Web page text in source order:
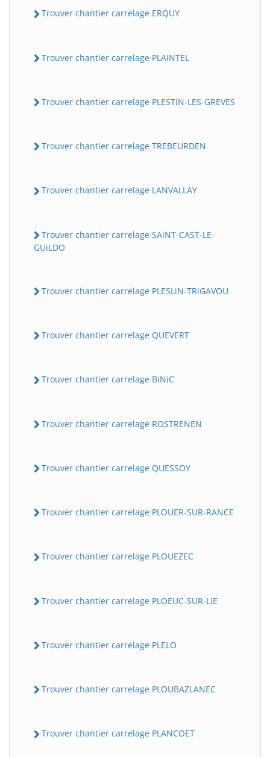
Trouver chantier carrelage ERQUY
Trouver chantier carrelage PLAiNTEL
Trouver chantier carrelage PLESTiN-LES-GREVES
Trouver chantier carrelage TREBEURDEN
Trouver chantier carrelage LANVALLAY
Trouver chantier carrelage SAiNT-CAST-LE-
GUiLDO
Trouver chantier carrelage PLESLiN-TRiGAVOU
Trouver chantier carrelage QUEVERT
Trouver chantier carrelage BiNiC
Trouver chantier carrelage ROSTRENEN
Trouver chantier carrelage QUESSOY
Trouver chantier carrelage PLOUER-SUR-RANCE
Trouver chantier carrelage PLOUEZEC
Trouver chantier carrelage PLOEUC-SUR-LiE
Trouver chantier carrelage PLELO
Trouver chantier carrelage PLOUBAZLANEC
Trouver chantier carrelage PLANCOET